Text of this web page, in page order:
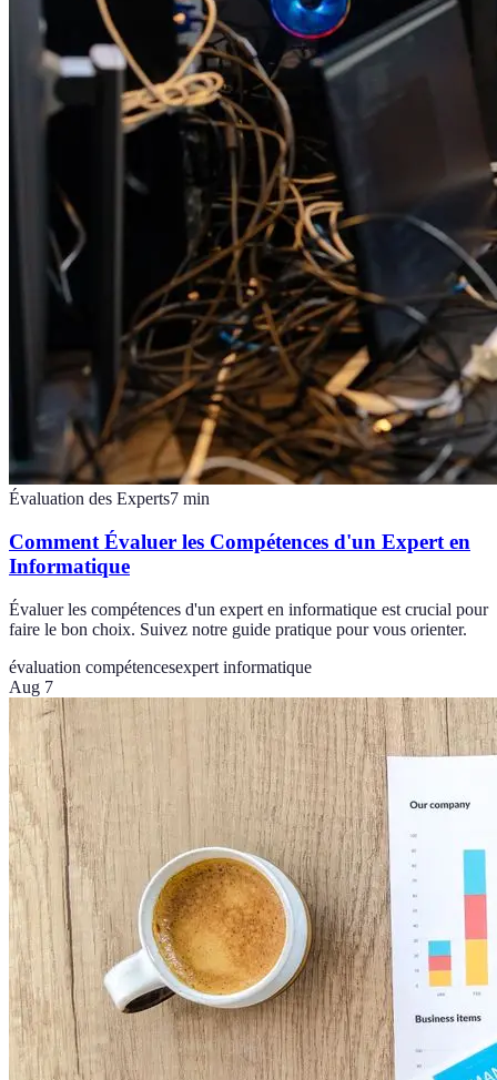
Évaluation des Experts7 min
Comment Évaluer les Compétences d'un Expert en
Informatique
Évaluer les compétences d'un expert en informatique est crucial pour
faire le bon choix. Suivez notre guide pratique pour vous orienter.
évaluation compétencesexpert informatique
Aug 7